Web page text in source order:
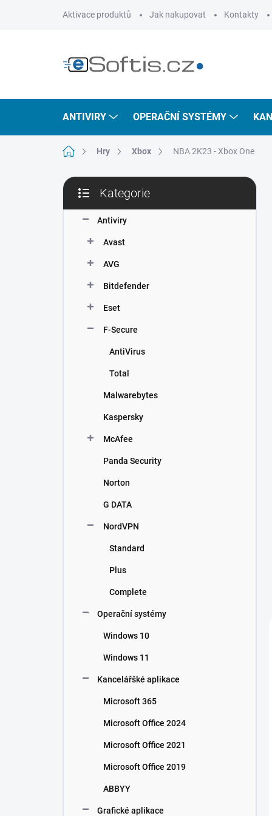
Aktivace produktů Jak nakupovat Kontakty
ANTIVIRY OPERAČNÍ SYSTÉMY
Domů Hry Xbox NBA 2K23 - Xbox One
P
s
kategorie
Kategorie
Antiviry
Avast
AVG
Bitdefender
Eset
F-Secure
AntiVirus
Total
Malwarebytes
Kaspersky
McAfee
Panda Security
Norton
G DATA
NordVPN
Standard
Plus
Complete
Operační systémy
Windows 10
Windows 11
Kancelářšké aplikace
Microsoft 365
Microsoft Office 2024
Microsoft Office 2021
Microsoft Office 2019
ABBYY
Grafické aplikace